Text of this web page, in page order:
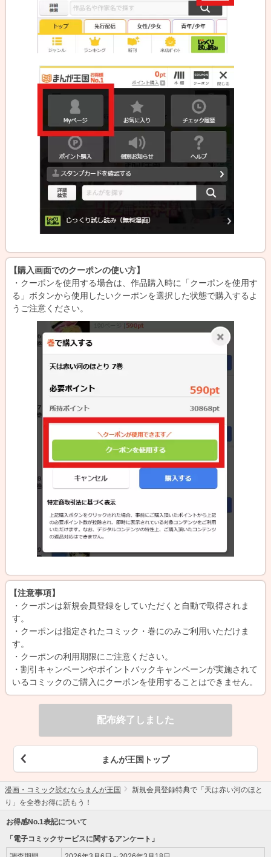
【購入画面でのクーポンの使い方】
・クーポンを使用する場合は、作品購入時に「クーポンを使用す
る」ボタンから使用したいクーポンを選択した状態で購入するよ
うご注意ください。
【注意事項】
・クーポンは新規会員登録をしていただくと自動で取得されま
す。
・クーポンは指定されたコミック・巻にのみご利用いただけま
す。
・クーポンの利用期限にご注意ください。
・割引キャンペーンやポイントバックキャンペーンが実施されて
いるコミックのご購入にクーポンを使用することはできません。
配布終了しました
まんが王国トップ
漫画・コミック読むならまんが王国
新規会員登録特典で「天は赤い河のほと
り」を全巻お得に読もう！
お得感No.1表記について
「電子コミックサービスに関するアンケート」